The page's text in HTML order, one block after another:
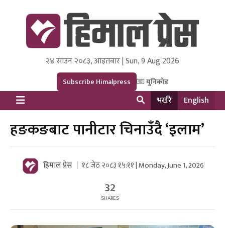
Himal Press
Dot NewsyNepal Media and Research Pvt Ltd.
२४ साउन २०८३, आइतबार | Sun, 9 Aug 2026
Subscribe Himalpress युनिकोड
भर्खरै English
हङकङबाट पानीटार चिनाउँदै ‘इलाम’
हिमाल प्रेस १८ जेठ २०८३ १५:११ | Monday, June 1, 2026
32
SHARES